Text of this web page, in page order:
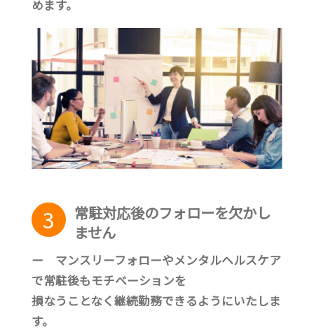
めます。
3
常駐対応後のフォローを欠かし
ません
ー マンスリーフォローやメンタルヘルスケア
で常駐後もモチベーションを
損なうことなく継続勤務できるようにいたしま
す。